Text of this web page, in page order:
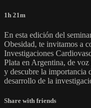
1h 21m
En esta edición del
Obesidad, te invitamos a
Investigaciones
Plata en Argentina, de
y descubre la importancia
desarrollo de la
Share with friends